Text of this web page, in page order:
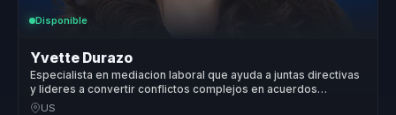
Disponible
Yvette Durazo
Especialista en mediacion laboral que ayuda a juntas directivas
y lideres a convertir conflictos complejos en acuerdos
sostenibles y cultura saludable.
US